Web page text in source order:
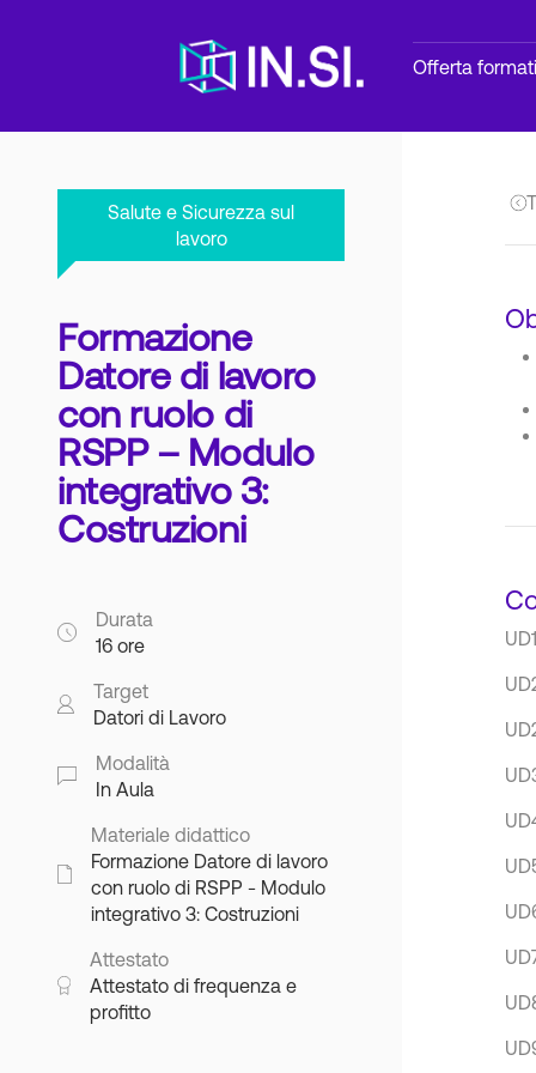
Offerta
Salute e Sicurezza sul
lavoro
Formazione
Datore di lavoro
con ruolo di
RSPP – Modulo
integrativo 3:
Costruzioni
Durata
16 ore
Target
Datori di Lavoro
Modalità
In Aula
Materiale didattico
Formazione Datore di lavoro
con ruolo di RSPP - Modulo
integrativo 3: Costruzioni
Attestato
Attestato di frequenza e
profitto